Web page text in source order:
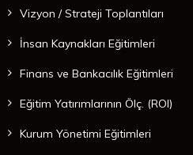
Vizyon / Strateji Toplantıları
İnsan Kaynakları Eğitimleri
Finans ve Bankacılık Eğitimleri
Eğitim Yatırımlarının Ölç. (ROI)
Kurum Yönetimi Eğitimleri